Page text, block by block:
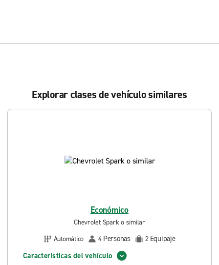
Explorar clases de vehículo similares
Económico
Chevrolet Spark o similar
Automático
4 Personas 2 Equipaje
Características del vehículo